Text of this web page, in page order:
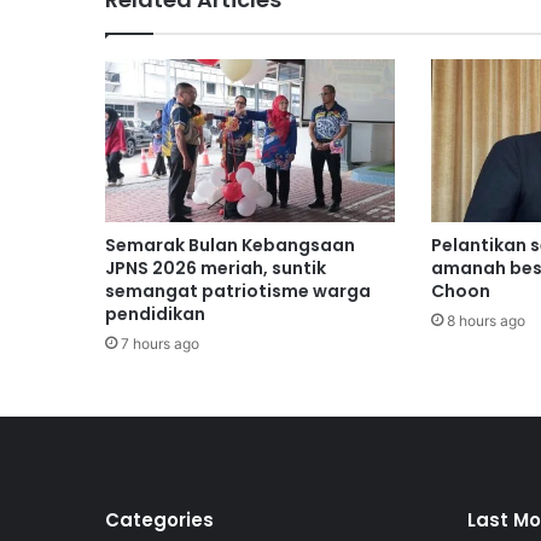
n
d
a
k
a
n
t
a
n
g
a
n
i
k
s
l
Semarak Bulan Kebangsaan
JPNS 2026 meriah, suntik
semangat patriotisme warga
pendidikan
7 hours ago
Pelantikan
amanah
Choon
8 hours ago
Categories Last